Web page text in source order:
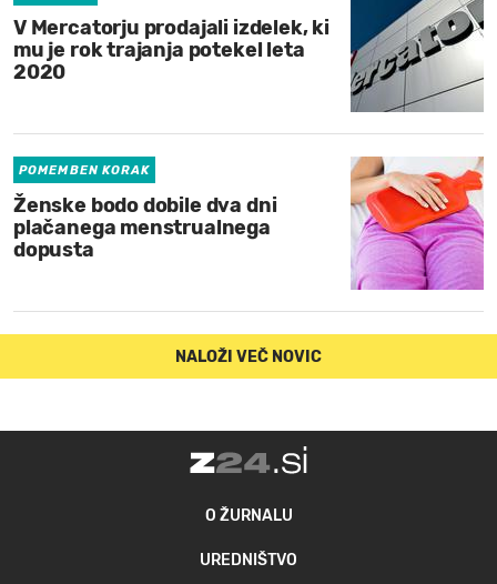
V Mercatorju prodajali izdelek, ki
mu je rok trajanja potekel leta
2020
POMEMBEN KORAK
Ženske bodo dobile dva dni
plačanega menstrualnega
dopusta
NALOŽI VEČ NOVIC
O ŽURNALU
UREDNIŠTVO